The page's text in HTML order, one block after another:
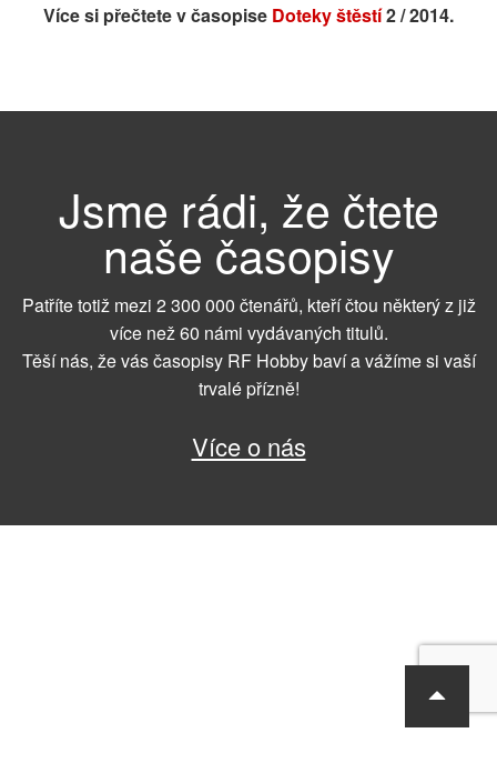
Více si přečtete v časopise Doteky štěstí2 / 2014.
Jsme rádi, že čtete
naše časopisy
Patříte totiž mezi 2 300 000 čtenářů, kteří čtou některý z již
více než 60 námi vydávaných titulů.
Těší nás, že vás časopisy RF Hobby baví a vážíme si vaší
trvalé přízně!
Více o nás